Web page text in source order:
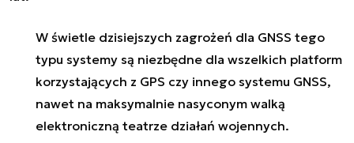
W świetle dzisiejszych zagrożeń dla GNSS tego
typu systemy są niezbędne dla wszelkich platform
korzystających z GPS czy innego systemu GNSS,
nawet na maksymalnie nasyconym walką
elektroniczną teatrze działań wojennych.